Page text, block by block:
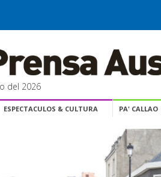
del 2026
ESPECTACULOS & CULTURA PA' CALLAO